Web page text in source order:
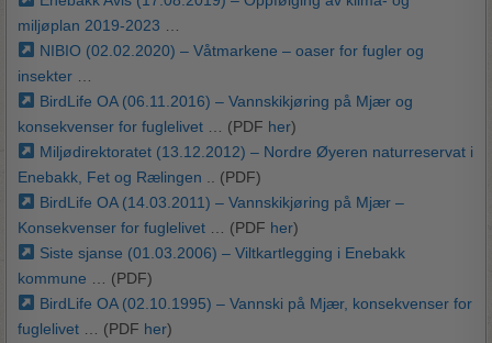
miljøplan 2019-2023
NIBIO (02.02.2020) – Våtmarkene – oaser for fugler og
insekter
BirdLife OA (06.11.2016) – Vannskikjøring på Mjær og
konsekvenser for fuglelivet … (PDF her)
Miljødirektoratet (13.12.2012) – Nordre Øyeren naturreservat i
Enebakk, Fet og Rælingen .. (PDF)
BirdLife OA (14.03.2011) – Vannskikjøring på Mjær –
Konsekvenser for fuglelivet … (PDF her)
Siste sjanse (01.03.2006) – Viltkartlegging i Enebakk
kommune … (PDF)
BirdLife OA (02.10.1995) – Vannski på Mjær, konsekvenser for
fuglelivet … (PDF her)